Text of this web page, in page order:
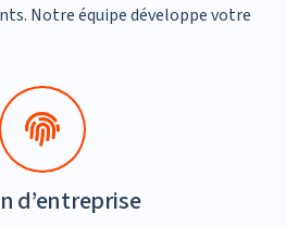
Notre équipe développe votre
d’entreprise